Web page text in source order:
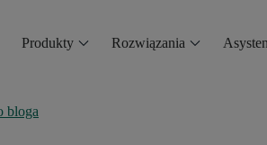
Produkty Rozwiązania
bloga